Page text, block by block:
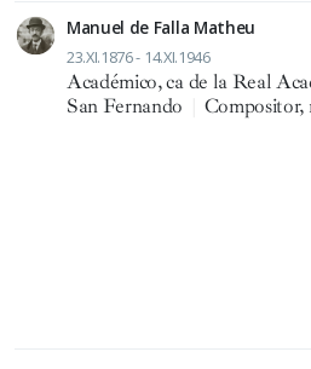
Manuel de Falla Matheu
23.XI.1876 - 14.XI.1946
Académico, ca de la Real
San Fernando
Compositor,